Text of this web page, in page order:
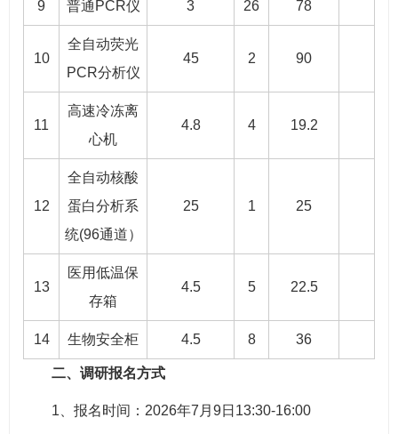
9 普通PCR仪 3 26 78
10
全自动荧光
PCR分析仪
45 2 90
11
高速冷冻离
心机
4.8 4 19.2
12
全自动核酸
蛋白分析系
统(96通道）
25 1 25
13
医用低温保
存箱
4.5 5 22.5
14 生物安全柜 4.5 8 36
二、调研报名方式
1、报名时间：2026年7月9日13:30-16:00